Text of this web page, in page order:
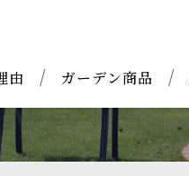
由 ガーデン商品